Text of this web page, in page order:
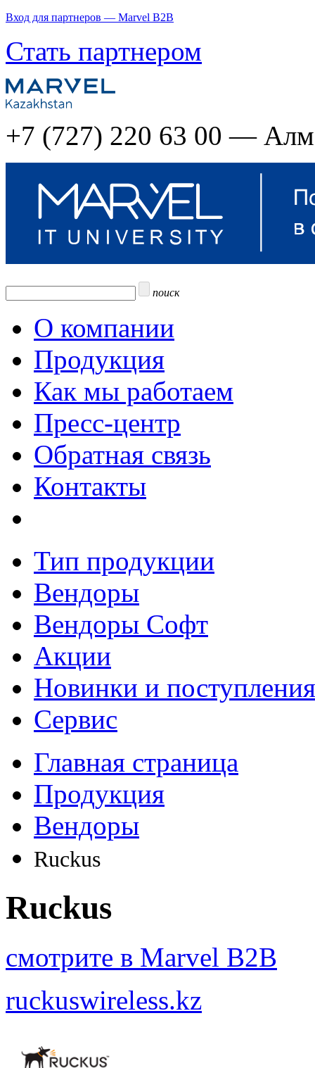
Вход для партнеров — Marvel B2B
Стать партнером
+7 (727) 220 63 00 —
поиск
О компании
Продукция
Как мы работаем
Пресс-центр
Обратная связь
Контакты
Тип продукции
Вендоры
Вендоры Софт
Акции
Новинки и поступления
Сервис
Главная страница
Продукция
Вендоры
Ruckus
Ruckus
смотрите в Marvel B2B
ruckuswireless.kz